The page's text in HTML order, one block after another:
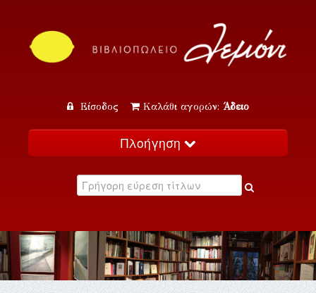
Είσοδος Καλάθι αγορών: Άδειο
Πλοήγηση
Κατάλογος
Εκδηλώσεις
Επικοινωνία